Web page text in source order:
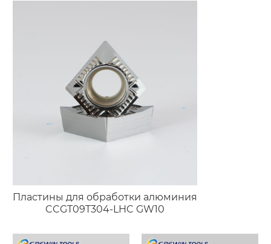
Пластины для обработки алюминия
CCGT09T304-LHC GW10